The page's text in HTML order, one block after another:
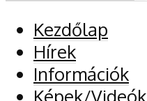
Kezdőlap
Hírek
Információk
Képek/Videók